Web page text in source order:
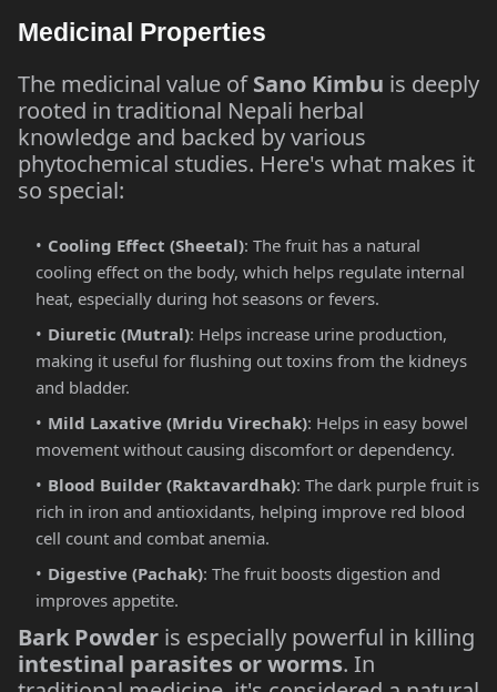
Medicinal Properties
The medicinal value ofSano Kimbu is deeply
rooted in traditional Nepali herbal
knowledge and backed by various
phytochemical studies. Here's what makes it
so special:
Cooling Effect (Sheetal): The fruit has a natural
cooling effect on the body, which helps regulate internal
heat, especially during hot seasons or fevers.
Diuretic (Mutral): Helps increase urine production,
making it useful for flushing out toxins from the kidneys
and bladder.
Mild Laxative (Mridu Virechak): Helps in easy bowel
movement without causing discomfort or dependency.
Blood Builder (Raktavardhak): The dark purple fruit is
rich in iron and antioxidants, helping improve red blood
cell count and combat anemia.
Digestive (Pachak): The fruit boosts digestion and
improves appetite.
Bark Powder is especially powerful in killing
intestinal parasites or worms. In